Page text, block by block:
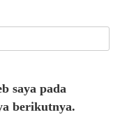
saya pada
berikutnya.